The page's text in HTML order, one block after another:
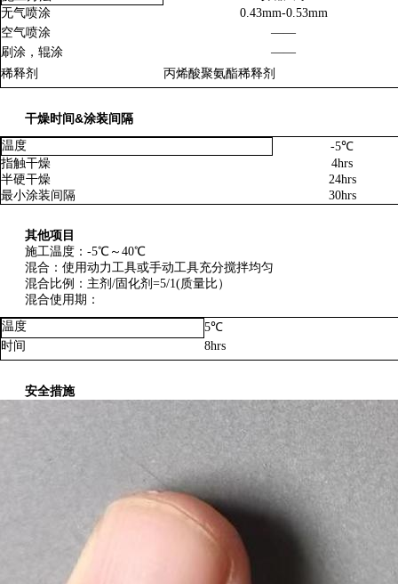
无气喷涂
0.43mm-0.53mm
空气喷涂
——
刷涂，辊涂
——
稀释剂
丙烯酸聚氨酯稀释剂
干燥时间&涂装间隔
温度
-5℃
指触干燥
4hrs
半硬干燥
24hrs
最小涂装间隔
30hrs
其他项目
施工温度：-5℃～40℃
混合：使用动力工具或手动工具充分搅拌均匀
混合比例：主剂/固化剂=5/1(质量比）
混合使用期：
温度
5℃
时间
8hrs
安全措施